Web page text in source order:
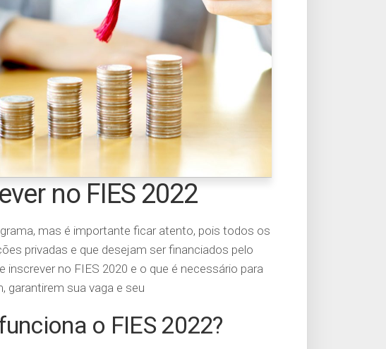
no FIES 2022
mas é importante ficar atento, pois todos os
privadas e que desejam ser financiados pelo
inscrever no FIES 2020 e o que é necessário para
garantirem sua vaga e seu
o FIES 2022?